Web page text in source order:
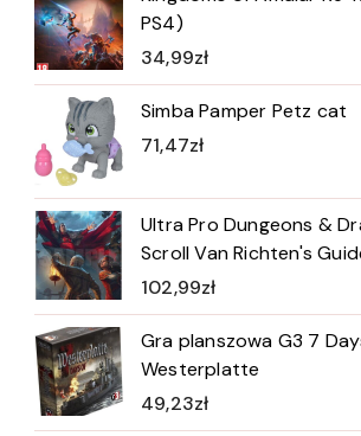
PS4)
34,99zł
Simba Pamper Petz cat
71,47zł
Ultra Pro Dungeons &
Scroll Van Richten's
102,99zł
Gra planszowa G3 7
Westerplatte
49,23zł